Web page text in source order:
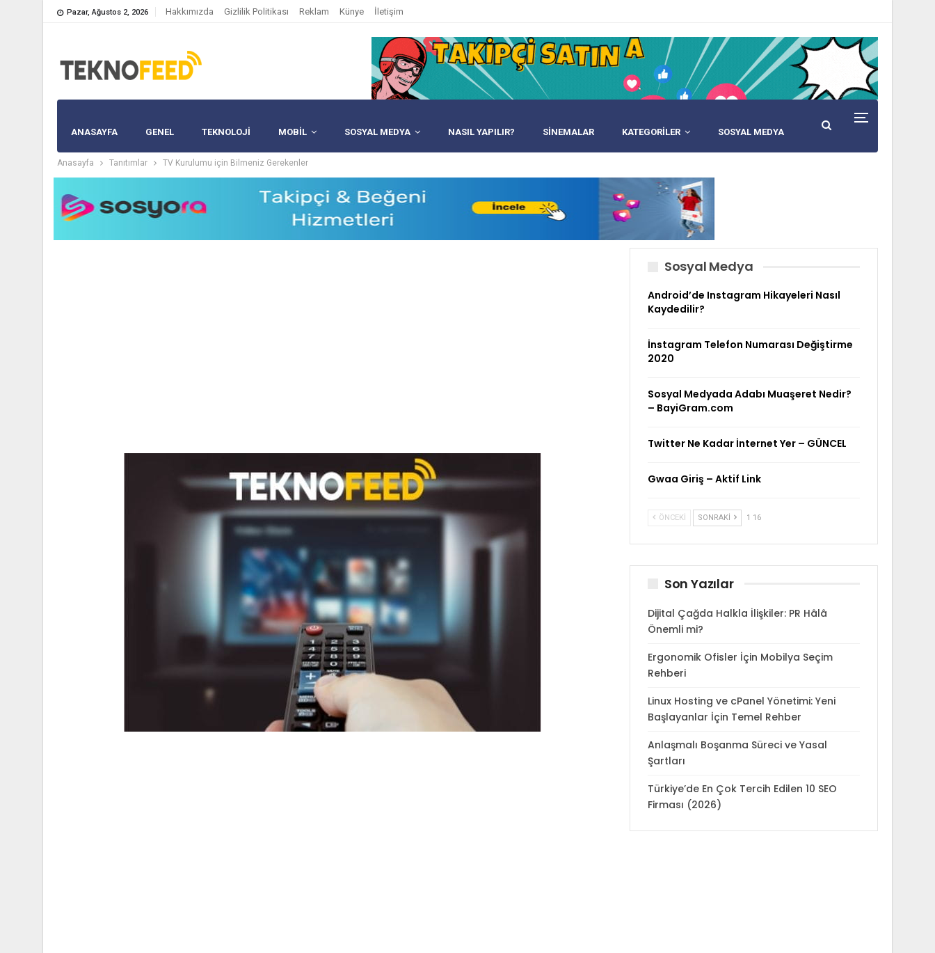
Pazar, Ağustos 2, 2026 Hakkımızda Gizlilik Politikası Reklam Künye İletişim
ANASAYFA GENEL TEKNOLOJİ MOBIL SOSYAL MEDYA NASIL YAPILIR? SINEMALAR KATEGORİLER SOSYAL MEDYA
Anasayfa Tanıtımlar TV Kurulumu için Bilmeniz Gerekenler
Sosyal Medya
Android’de Instagram Hikayeleri Nasıl
Kaydedilir?
İnstagram Telefon Numarası Değiştirme
2020
Sosyal Medyada Adabı Muaşeret Nedir?
– BayiGram.com
Twitter Ne Kadar İnternet Yer – GÜNCEL
Gwaa Giriş – Aktif Link
ÖNCEKI SONRAKI 1 16
Son Yazılar
Dijital Çağda Halkla İlişkiler: PR Hâlâ
Önemli mi?
Ergonomik Ofisler İçin Mobilya Seçim
Rehberi
Linux Hosting ve cPanel Yönetimi: Yeni
Başlayanlar İçin Temel Rehber
Anlaşmalı Boşanma Süreci ve Yasal
Şartları
Türkiye’de En Çok Tercih Edilen 10 SEO
Firması (2026)